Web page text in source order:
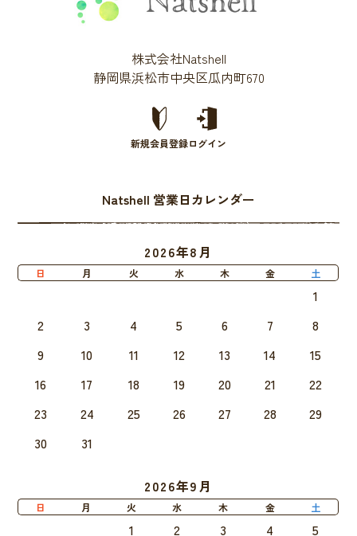
株式会社Natshell
静岡県浜松市中央区瓜内町670
新規会員登録ログイン
Natshell 営業日カレンダー
2026年8月
日 月 火 水 木 金 土
1
2
3 4 5 6 7
8
9
10 11 12 13 14
15
16
17 18 19 20 21
22
23
24 25 26 27 28
29
30
31
2026年9月
日 月 火 水 木 金 土
1 2 3 4 5